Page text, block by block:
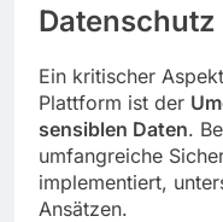
Ein kritischer
Plattform ist der
sensiblen Daten.
umfangreiche
implementiert,
Ansätzen.